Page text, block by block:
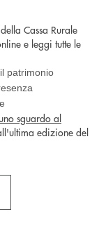
Cassa Rurale
e leggi tutte le
patrimonio
sguardo al
edizione del